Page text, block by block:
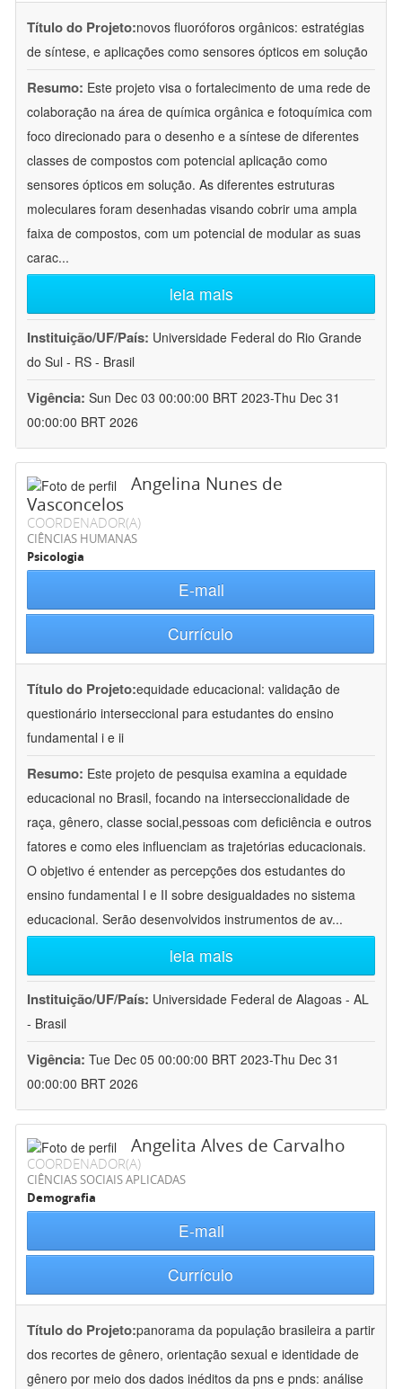
Título do Projeto:novos fluoróforos orgânicos: estratégias
de síntese, e aplicações como sensores ópticos em solução
Resumo: Este projeto visa o fortalecimento de uma rede de
colaboração na área de química orgânica e fotoquímica com
foco direcionado para o desenho e a síntese de diferentes
classes de compostos com potencial aplicação como
sensores ópticos em solução. As diferentes estruturas
moleculares foram desenhadas visando cobrir uma ampla
faixa de compostos, com um potencial de modular as suas
carac...
leia mais
Instituição/UF/País: Universidade Federal do Rio Grande
do Sul - RS - Brasil
Vigência: Sun Dec 03 00:00:00 BRT 2023-Thu Dec 31
00:00:00 BRT 2026
Angelina Nunes de
Vasconcelos
COORDENADOR(A)
CIÊNCIAS HUMANAS
Psicologia
E-mail
Currículo
Título do Projeto:equidade educacional: validação de
questionário interseccional para estudantes do ensino
fundamental i e ii
Resumo: Este projeto de pesquisa examina a equidade
educacional no Brasil, focando na interseccionalidade de
raça, gênero, classe social,pessoas com deficiência e outros
fatores e como eles influenciam as trajetórias educacionais.
O objetivo é entender as percepções dos estudantes do
ensino fundamental I e II sobre desigualdades no sistema
educacional. Serão desenvolvidos instrumentos de av...
leia mais
Instituição/UF/País: Universidade Federal de Alagoas - AL
- Brasil
Vigência: Tue Dec 05 00:00:00 BRT 2023-Thu Dec 31
00:00:00 BRT 2026
Angelita Alves de Carvalho
COORDENADOR(A)
CIÊNCIAS SOCIAIS APLICADAS
Demografia
E-mail
Currículo
Título do Projeto:panorama da população brasileira a partir
dos recortes de gênero, orientação sexual e identidade de
gênero por meio dos dados inéditos da pns e pnds: análise